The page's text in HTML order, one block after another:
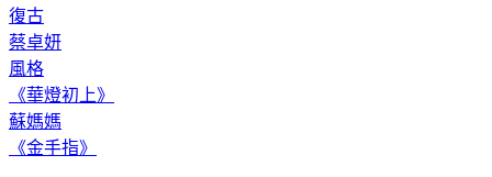
復古
蔡卓妍
風格
《華燈初上》
蘇媽媽
《金手指》